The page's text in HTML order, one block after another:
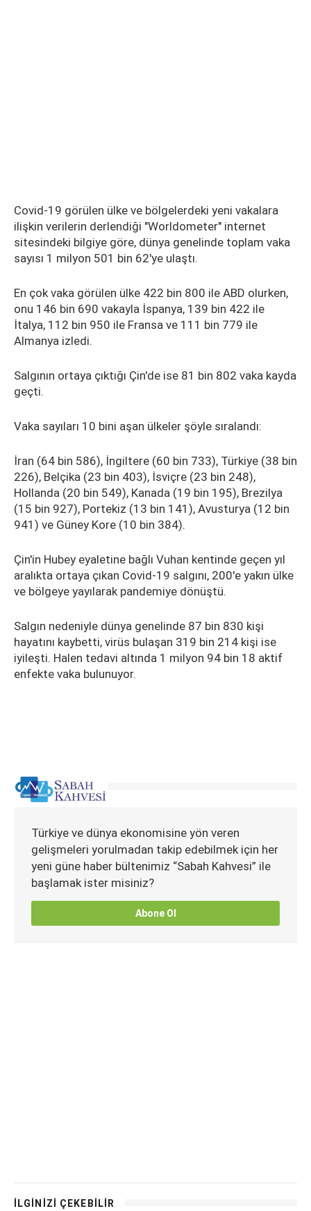
Covid-19 görülen ülke ve bölgelerdeki yeni vakalara
ilişkin verilerin derlendiği "Worldometer" internet
sitesindeki bilgiye göre, dünya genelinde toplam vaka
sayısı 1 milyon 501 bin 62'ye ulaştı.
En çok vaka görülen ülke 422 bin 800 ile ABD olurken,
onu 146 bin 690 vakayla İspanya, 139 bin 422 ile
İtalya, 112 bin 950 ile Fransa ve 111 bin 779 ile
Almanya izledi.
Salgının ortaya çıktığı Çin'de ise 81 bin 802 vaka kayda
geçti.
Vaka sayıları 10 bini aşan ülkeler şöyle sıralandı:
İran (64 bin 586), İngiltere (60 bin 733), Türkiye (38 bin
226), Belçika (23 bin 403), İsviçre (23 bin 248),
Hollanda (20 bin 549), Kanada (19 bin 195), Brezilya
(15 bin 927), Portekiz (13 bin 141), Avusturya (12 bin
941) ve Güney Kore (10 bin 384).
Çin'in Hubey eyaletine bağlı Vuhan kentinde geçen yıl
aralıkta ortaya çıkan Covid-19 salgını, 200'e yakın ülke
ve bölgeye yayılarak pandemiye dönüştü.
Salgın nedeniyle dünya genelinde 87 bin 830 kişi
hayatını kaybetti, virüs bulaşan 319 bin 214 kişi ise
iyileşti. Halen tedavi altında 1 milyon 94 bin 18 aktif
enfekte vaka bulunuyor.
Türkiye ve dünya ekonomisine yön veren
gelişmeleri yorulmadan takip edebilmek için her
yeni güne haber bültenimiz “Sabah Kahvesi” ile
başlamak ister misiniz?
Abone Ol
İLGİNİZİ ÇEKEBİLİR